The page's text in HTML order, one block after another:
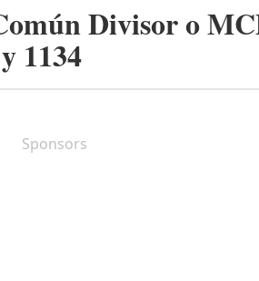
Divisor o
1134
Sponsors